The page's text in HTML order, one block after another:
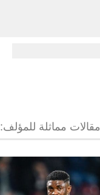
مقالات مماثلة للمؤلف: